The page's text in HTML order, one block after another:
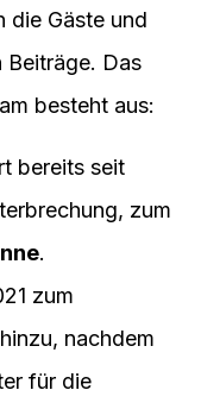
die Gäste und
Beiträge. Das
besteht aus:
bereits seit
zum
.
zum
nachdem
für die